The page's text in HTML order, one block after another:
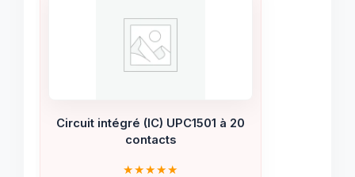
Circuit intégré (IC) UPC1501 à 20
contacts